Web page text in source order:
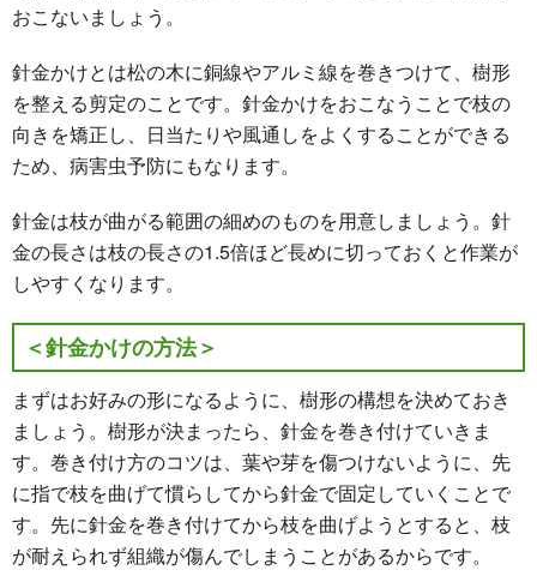
おこないましょう。
針金かけとは松の木に銅線やアルミ線を巻きつけて、樹形
を整える剪定のことです。針金かけをおこなうことで枝の
向きを矯正し、日当たりや風通しをよくすることができる
ため、病害虫予防にもなります。
針金は枝が曲がる範囲の細めのものを用意しましょう。針
金の長さは枝の長さの1.5倍ほど長めに切っておくと作業が
しやすくなります。
＜針金かけの方法＞
まずはお好みの形になるように、樹形の構想を決めておき
ましょう。樹形が決まったら、針金を巻き付けていきま
す。巻き付け方のコツは、葉や芽を傷つけないように、先
に指で枝を曲げて慣らしてから針金で固定していくことで
す。先に針金を巻き付けてから枝を曲げようとすると、枝
が耐えられず組織が傷んでしまうことがあるからです。